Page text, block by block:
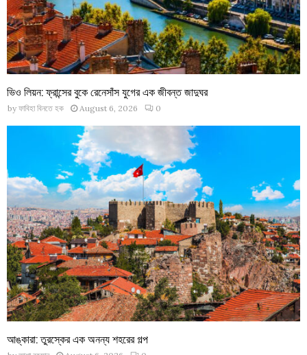
ভিও লিয়ন: ফ্রান্সের বুকে রেনেসাঁস যুগের এক জীবন্ত জাদুঘর
by ফাবিহা বিনতে হক August 6, 2026 0
আঙ্কারা: তুরস্কের এক অনন্য শহরের গল্প